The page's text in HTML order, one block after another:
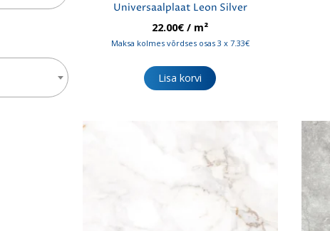
Universaalplaat Leon Silver
22.00€ / m²
Maksa kolmes võrdses osas 3 x 7.33€
Lisa korvi